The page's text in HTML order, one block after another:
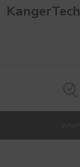
KangerTech